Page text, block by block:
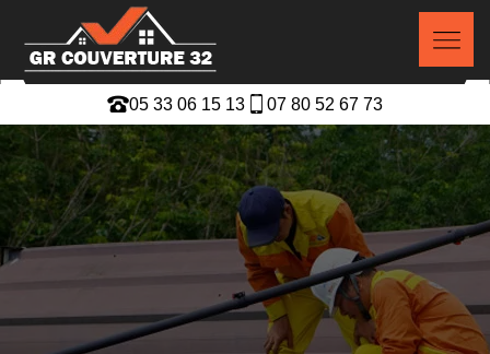
05 33 06 15 13 07 80 52 67 73